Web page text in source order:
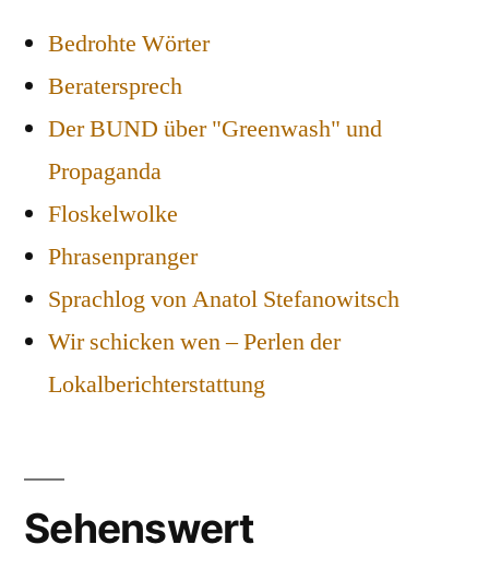
Bedrohte Wörter
Beratersprech
Der BUND über "Greenwash" und
Propaganda
Floskelwolke
Phrasenpranger
Sprachlog von Anatol Stefanowitsch
Wir schicken wen – Perlen der
Lokalberichterstattung
Sehenswert